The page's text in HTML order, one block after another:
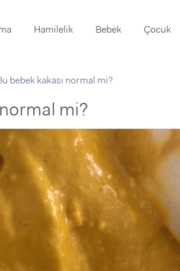
Hamilelik Bebek Çocuk
bebek kakası normal mi?
mi?